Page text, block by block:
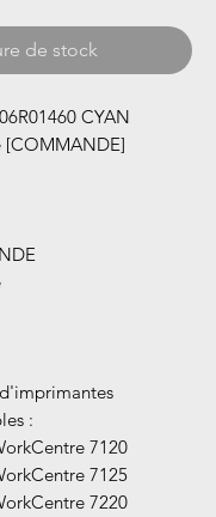
de stock
CYAN
:
7120
7125
7220